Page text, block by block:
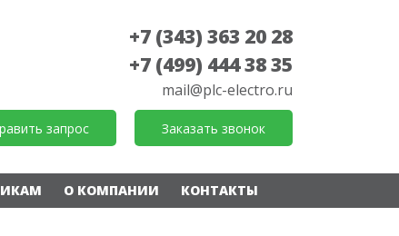
+7 (343) 363 20 28
+7 (499) 444 38 35
mail@plc-electro.ru
запрос Заказать звонок
О КОМПАНИИ КОНТАКТЫ